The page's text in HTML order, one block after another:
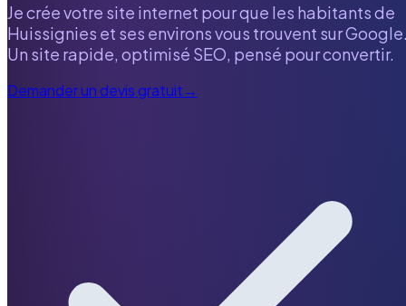
Je crée votre site internet pour que les habitants de
Huissignies et ses environs vous trouvent sur
Un site rapide, optimisé SEO, pensé pour convertir.
Demander un devis gratuit→